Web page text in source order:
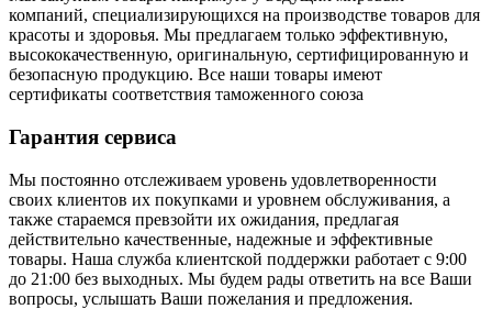
компаний, специализирующихся на производстве товаров для
красоты и здоровья. Мы предлагаем только эффективную,
высококачественную, оригинальную, сертифицированную и
безопасную продукцию. Все наши товары имеют
сертификаты соответствия таможенного союза
Гарантия сервиса
Мы постоянно отслеживаем уровень удовлетворенности
своих клиентов их покупками и уровнем обслуживания, а
также стараемся превзойти их ожидания, предлагая
действительно качественные, надежные и эффективные
товары. Наша служба клиентской поддержки работает с 9:00
до 21:00 без выходных. Мы будем рады ответить на все Ваши
вопросы, услышать Ваши пожелания и предложения.